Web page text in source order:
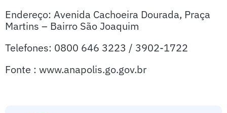
Endereço: Avenida Cachoeira Dourada, Praça
Martins – Bairro São Joaquim
Telefones: 0800 646 3223 / 3902-1722
Fonte : www.anapolis.go.gov.br